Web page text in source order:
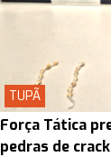
TUPÃ
Força Tática
pedras de